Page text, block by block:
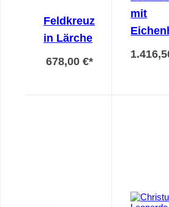
Feldkreuz
in Lärche
678,00 €*
mit